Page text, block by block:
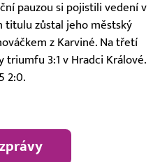
pauzou si pojistili vedení v
titulu zůstal jeho městský
z Karviné. Na třetí
triumfu 3:1 v Hradci Králové.
2:0.